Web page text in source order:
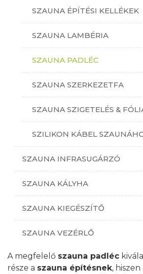
SZAUNA ÉPÍTÉSI KELLÉKEK
SZAUNA LAMBÉRIA
SZAUNA PADLÉC
SZAUNA SZERKEZETFA
SZAUNA SZIGETELÉS &
SZILIKON KÁBEL
SZAUNA INFRASUGÁRZÓ
SZAUNA KÁLYHA
SZAUNA KIEGÉSZÍTŐ
SZAUNA VEZÉRLŐ
A megfelelő szauna padléc
része a szauna építésnek,